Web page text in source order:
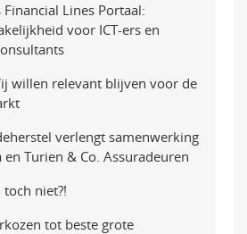
Lines Portaal:
voor ICT-ers en
willen relevant blijven voor de
verlengt samenwerking
Turien & Co. Assuradeuren
niet?!
tot beste grote